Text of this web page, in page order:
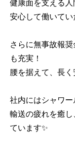
健康面を支える
安心して働いて
さらに無事故報
も充実！
腰を据えて、長く
社内にはシャワー
輸送の疲れを癒
ています✨